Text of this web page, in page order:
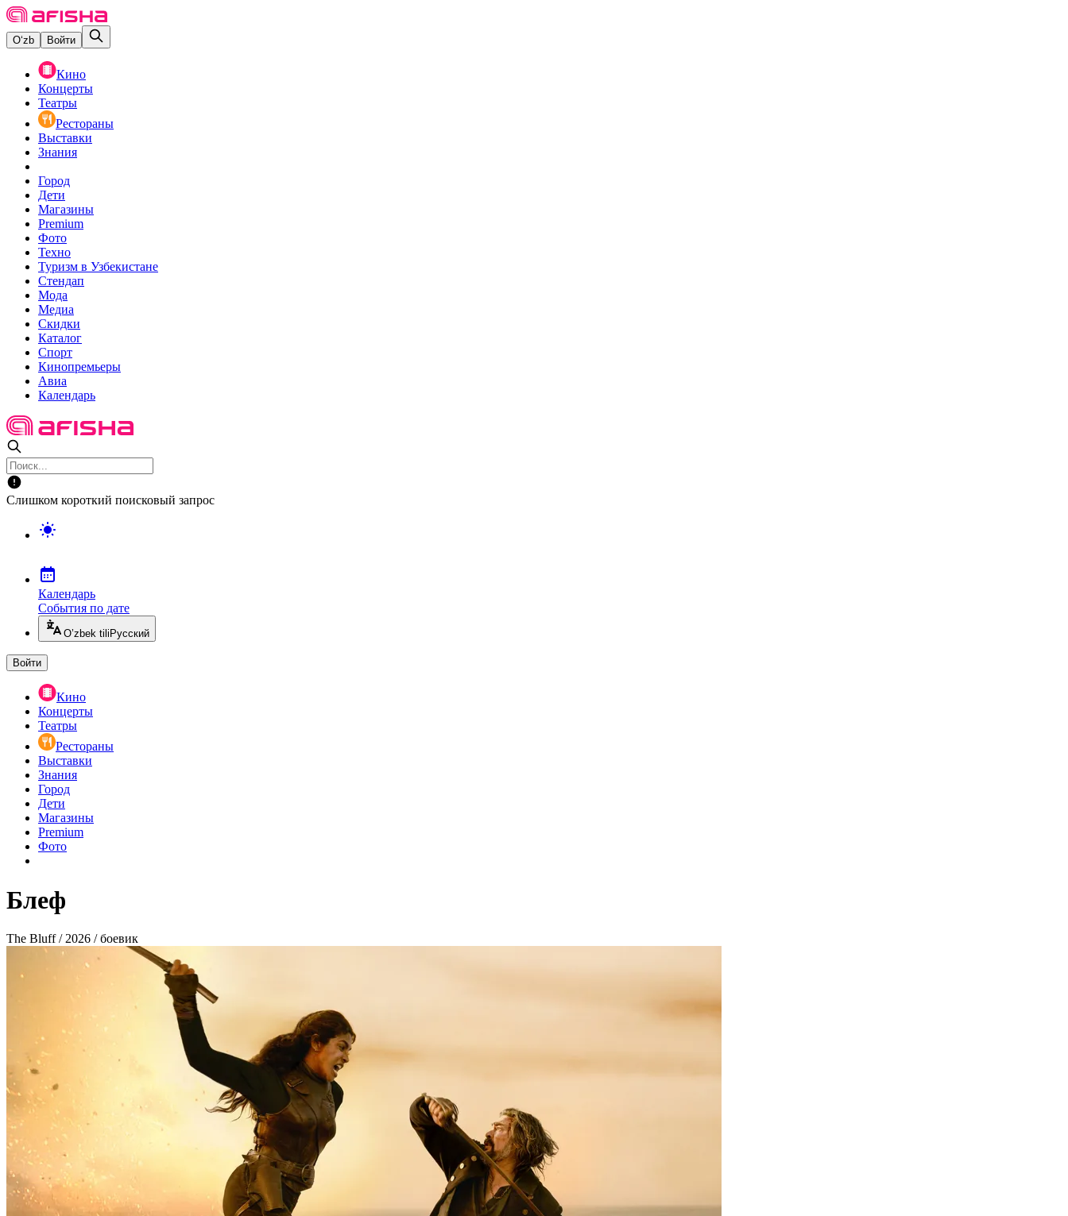
O‘zb Войти
Кино
Концерты
Театры
Рестораны
Выставки
Знания
Город
Дети
Магазины
Premium
Фото
Техно
Туризм в Узбекистане
Стендап
Мода
Медиа
Скидки
Каталог
Спорт
Кинопремьеры
Авиа
Календарь
Слишком короткий поисковый запрос
Календарь
События по дате
O’zbek tili Русский
Войти
Кино
Концерты
Театры
Рестораны
Выставки
Знания
Город
Дети
Магазины
Premium
Фото
Блеф
The Bluff / 2026 / боевик